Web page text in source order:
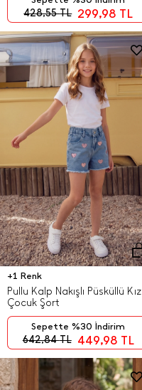
428,55TL 299,98 TL
+1 Renk
Pullu Kalp Nakışlı Püsküllü Kız
Çocuk Şort
642,84TL 449,98 TL
Sepette %30 İndirim